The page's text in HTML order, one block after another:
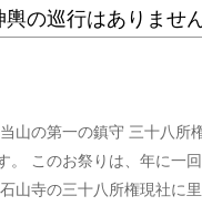
の巡行はありませ
山の第一の鎮守 三十八所
。 このお祭りは、年に一
山寺の三十八所権現社に